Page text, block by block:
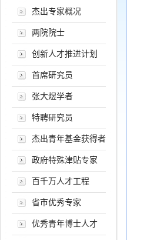
杰出专家概况
两院院士
创新人才推进计划
首席研究员
张大煜学者
特聘研究员
杰出青年基金获得者
政府特殊津贴专家
百千万人才工程
省市优秀专家
优秀青年博士人才